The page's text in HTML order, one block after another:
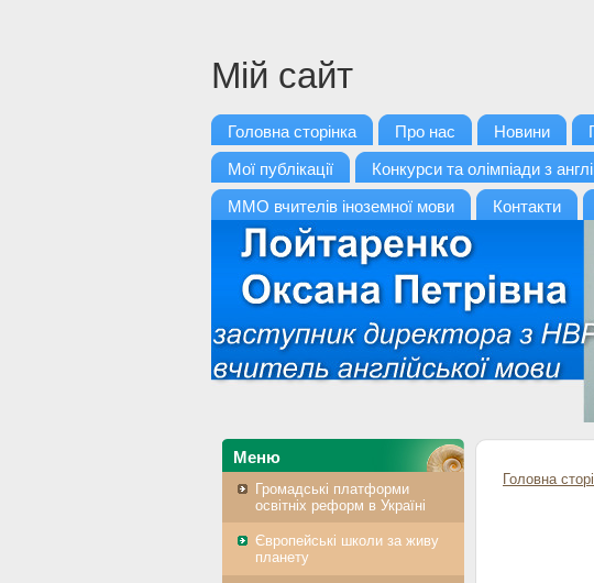
Мій сайт
Головна сторінка Про нас Новини
Мої публікації Конкурси та олімпіади з
ММО вчителів іноземної мови Контакти
Меню
Громадські платформи
освітніх реформ в Україні
Європейські школи за живу
планету
Головна